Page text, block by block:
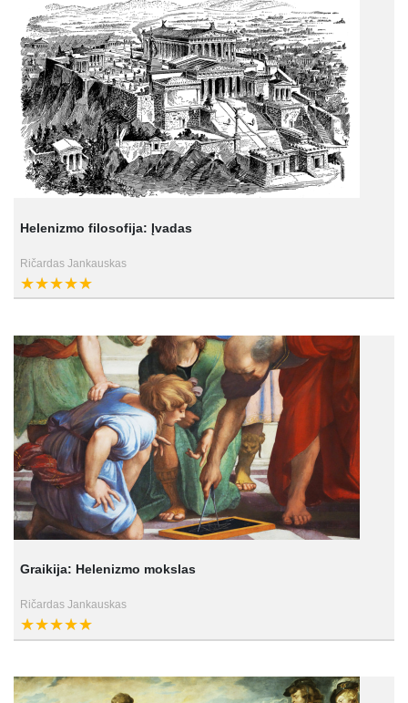
Helenizmo filosofija: Įvadas
Ričardas Jankauskas
Graikija: Helenizmo mokslas
Ričardas Jankauskas